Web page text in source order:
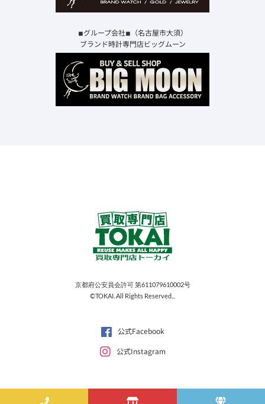
◾︎グループ会社◾︎（名古屋市大須）
ブランド時計専門店ビッグムーン
京都府公安員会許可 第611079610002号
©TOKAI. All Rights Reserved...
公式Facebook
公式Instagram